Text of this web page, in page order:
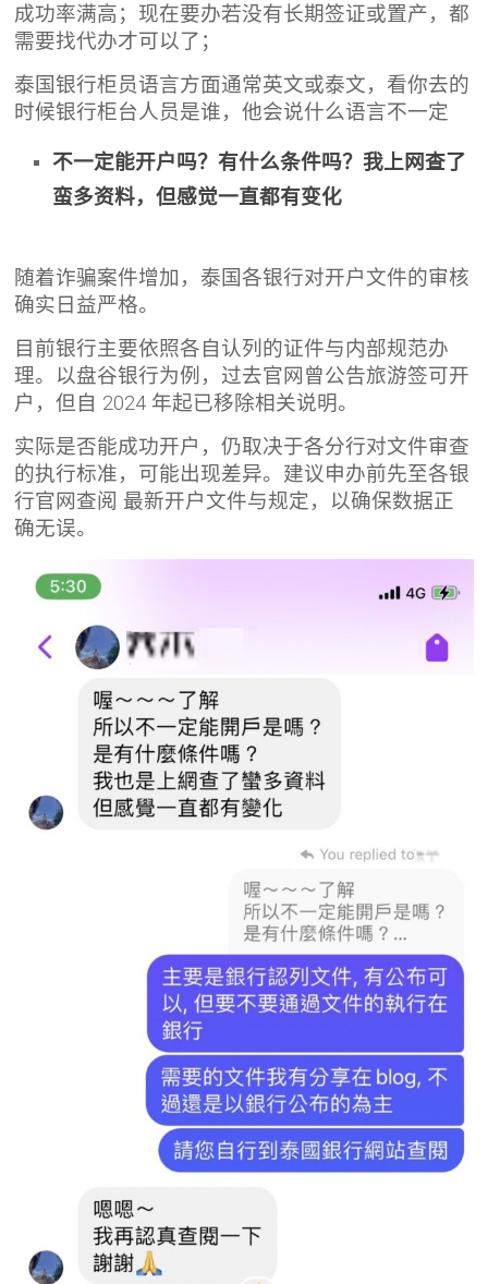
成功率满高；现在要办若没有长期签证或置产，都
需要找代办才可以了；
泰国银行柜员语言方面通常英文或泰文，看你去的
时候银行柜台人员是谁，他会说什么语言不一定
不一定能开户吗？有什么条件吗？我上网查了
蛮多资料，但感觉一直都有变化
随着诈骗案件增加，泰国各银行对开户文件的审核
确实日益严格。
目前银行主要依照各自认列的证件与内部规范办
理。以盘谷银行为例，过去官网曾公告旅游签可开
户，但自 2024 年起已移除相关说明。
实际是否能成功开户，仍取决于各分行对文件审查
的执行标准，可能出现差异。建议申办前先至各银
行官网查阅 最新开户文件与规定，以确保数据正
确无误。